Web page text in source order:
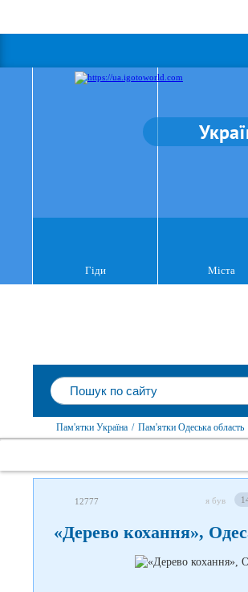
Гіди Міста
Пам'ятки Україна / Пам'ятки Одеська область
12777 я був
«Дерево кохання»,